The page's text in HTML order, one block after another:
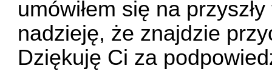
umówiłem się na
nadzieję, że znajdzie
Dziękuję Ci za